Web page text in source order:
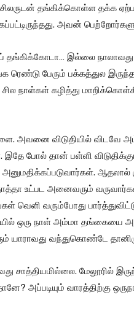
தங்கிக்கொள்ள தக்க
அவன்
தங்கிக்கோடா… இல்லை
பேரும் பக்கத்துல
நாள்கள் கழித்து
அவனை விடுதியில் விடவே
போல் தான் பள்ளி விடுதிக்கும்
ஆதலால்
உட்பட அனைவரும்
வெளி வரும்போது
ஒரு நாள் அம்மா தங்கையை
வந்துகொண்டே
சாத்தியமில்லை. மேலூரில்
அப்படியும் வாரத்திற்கு